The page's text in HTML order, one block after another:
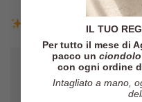
IL TUO
Per tutto il mese di
pacco un ciondolo
con ogni ordine
Intagliato a mano,
Resi entro 14 giorni